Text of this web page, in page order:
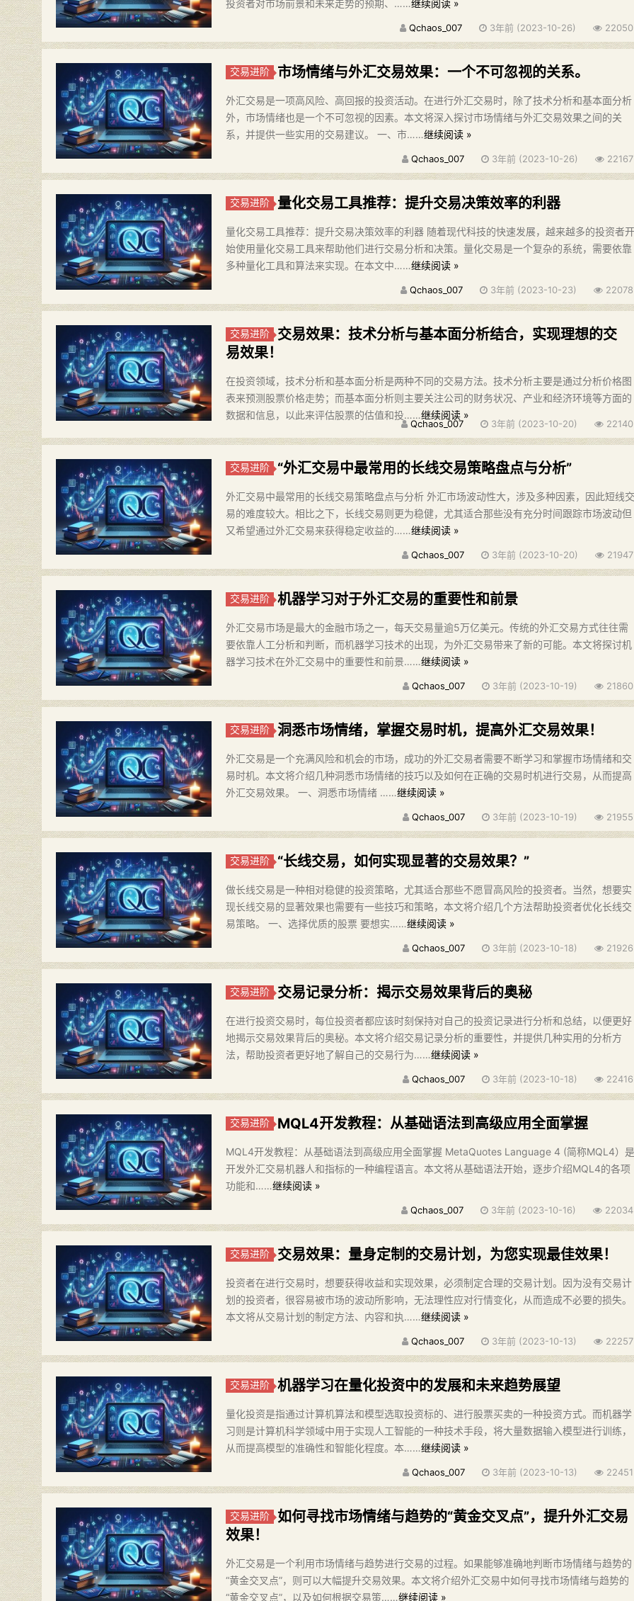
投资者对市场前景和未来走势的预期、……继续阅读 »
Qchaos_007 3年前 (2023-10-26) 22050
交易进阶 市场情绪与外汇交易效果：一个不可忽视的关系。
外汇交易是一项高风险、高回报的投资活动。在进行外汇交易时，除了技术分析和基本面分析
外，市场情绪也是一个不可忽视的因素。本文将深入探讨市场情绪与外汇交易效果之间的关
系，并提供一些实用的交易建议。 一、市……继续阅读 »
Qchaos_007 3年前 (2023-10-26) 22167
交易进阶 量化交易工具推荐：提升交易决策效率的利器
量化交易工具推荐：提升交易决策效率的利器 随着现代科技的快速发展，越来越多的投资者开
始使用量化交易工具来帮助他们进行交易分析和决策。量化交易是一个复杂的系统，需要依靠
多种量化工具和算法来实现。在本文中……继续阅读 »
Qchaos_007 3年前 (2023-10-23) 22078
交易进阶
交易效果：技术分析与基本面分析结合，实现理想的交
易效果！
在投资领域，技术分析和基本面分析是两种不同的交易方法。技术分析主要是通过分析价格图
表来预测股票价格走势；而基本面分析则主要关注公司的财务状况、产业和经济环境等方面的
数据和信息，以此来评估股票的估值和投……继续阅读 »
Qchaos_007 3年前 (2023-10-20) 22140
交易进阶 “外汇交易中最常用的长线交易策略盘点与分析”
外汇交易中最常用的长线交易策略盘点与分析 外汇市场波动性大，涉及多种因素，因此短线交
易的难度较大。相比之下，长线交易则更为稳健，尤其适合那些没有充分时间跟踪市场波动但
又希望通过外汇交易来获得稳定收益的……继续阅读 »
Qchaos_007 3年前 (2023-10-20) 21947
交易进阶 机器学习对于外汇交易的重要性和前景
外汇交易市场是最大的金融市场之一，每天交易量逾5万亿美元。传统的外汇交易方式往往需
要依靠人工分析和判断，而机器学习技术的出现，为外汇交易带来了新的可能。本文将探讨机
器学习技术在外汇交易中的重要性和前景……继续阅读 »
Qchaos_007 3年前 (2023-10-19) 21860
交易进阶 洞悉市场情绪，掌握交易时机，提高外汇交易效果！
外汇交易是一个充满风险和机会的市场，成功的外汇交易者需要不断学习和掌握市场情绪和交
易时机。本文将介绍几种洞悉市场情绪的技巧以及如何在正确的交易时机进行交易，从而提高
外汇交易效果。 一、洞悉市场情绪 ……继续阅读 »
Qchaos_007 3年前 (2023-10-19) 21955
交易进阶 “长线交易，如何实现显著的交易效果？”
做长线交易是一种相对稳健的投资策略，尤其适合那些不愿冒高风险的投资者。当然，想要实
现长线交易的显著效果也需要有一些技巧和策略，本文将介绍几个方法帮助投资者优化长线交
易策略。 一、选择优质的股票 要想实……继续阅读 »
Qchaos_007 3年前 (2023-10-18) 21926
交易进阶 交易记录分析：揭示交易效果背后的奥秘
在进行投资交易时，每位投资者都应该时刻保持对自己的投资记录进行分析和总结，以便更好
地揭示交易效果背后的奥秘。本文将介绍交易记录分析的重要性，并提供几种实用的分析方
法，帮助投资者更好地了解自己的交易行为……继续阅读 »
Qchaos_007 3年前 (2023-10-18) 22416
交易进阶 MQL4开发教程：从基础语法到高级应用全面掌握
MQL4开发教程：从基础语法到高级应用全面掌握 MetaQuotes Language 4 (简称MQL4）是
开发外汇交易机器人和指标的一种编程语言。本文将从基础语法开始，逐步介绍MQL4的各项
功能和……继续阅读 »
Qchaos_007 3年前 (2023-10-16) 22034
交易进阶 交易效果：量身定制的交易计划，为您实现最佳效果！
投资者在进行交易时，想要获得收益和实现效果，必须制定合理的交易计划。因为没有交易计
划的投资者，很容易被市场的波动所影响，无法理性应对行情变化，从而造成不必要的损失。
本文将从交易计划的制定方法、内容和执……继续阅读 »
Qchaos_007 3年前 (2023-10-13) 22257
交易进阶 机器学习在量化投资中的发展和未来趋势展望
量化投资是指通过计算机算法和模型选取投资标的、进行股票买卖的一种投资方式。而机器学
习则是计算机科学领域中用于实现人工智能的一种技术手段，将大量数据输入模型进行训练，
从而提高模型的准确性和智能化程度。本……继续阅读 »
Qchaos_007 3年前 (2023-10-13) 22451
交易进阶
如何寻找市场情绪与趋势的“黄金交叉点”，提升外汇交易
效果！
外汇交易是一个利用市场情绪与趋势进行交易的过程。如果能够准确地判断市场情绪与趋势的
“黄金交叉点”，则可以大幅提升交易效果。本文将介绍外汇交易中如何寻找市场情绪与趋势的
“黄金交叉点”，以及如何根据交易策……继续阅读 »